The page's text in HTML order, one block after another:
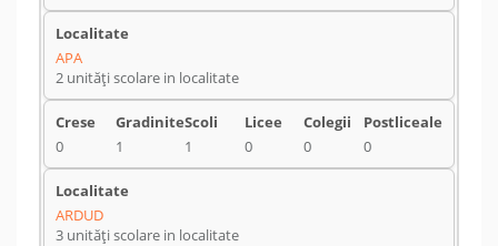
APA
2 unități scolare in localitate
0 1 1 0 0 0
ARDUD
3 unități scolare in localitate